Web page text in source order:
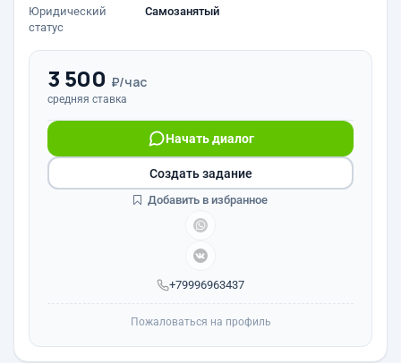
Юридический
статус
Самозанятый
3 500 ₽/час
средняя ставка
+79996963437
Начать диалог
Создать задание
Добавить в избранное
Пожаловаться на профиль